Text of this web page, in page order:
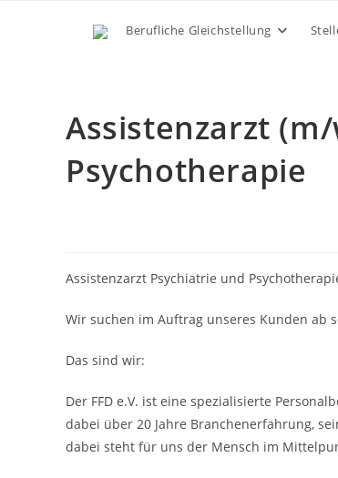
Berufliche Gleichstellung
Assistenzarzt
Psychotherapie
Assistenzarzt Psychiatrie und
Wir suchen im Auftrag unseres Kunden ab
Das sind wir:
Der FFD e.V. ist eine spezialisierte
dabei über 20 Jahre Branchenerfahrung,
dabei steht für uns der Mensch im